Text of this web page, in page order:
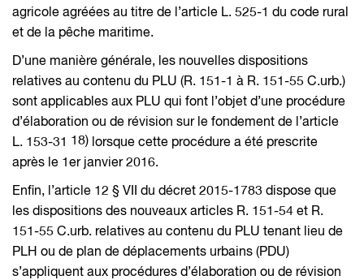
agricole agréées au titre de l’article L. 525-1 du code rural
et de la pêche maritime.
D’une manière générale, les nouvelles dispositions
relatives au contenu du PLU (R. 151-1 à R. 151-55 C.urb.)
sont applicables aux PLU qui font l’objet d’une procédure
d’élaboration ou de révision sur le fondement de l’article
L. 153-31 18) lorsque cette procédure a été prescrite
après le 1er janvier 2016.
Enfin, l’article 12 § VII du décret 2015-1783 dispose que
les dispositions des nouveaux articles R. 151-54 et R.
151-55 C.urb. relatives au contenu du PLU tenant lieu de
PLH ou de plan de déplacements urbains (PDU)
s’appliquent aux procédures d’élaboration ou de révision